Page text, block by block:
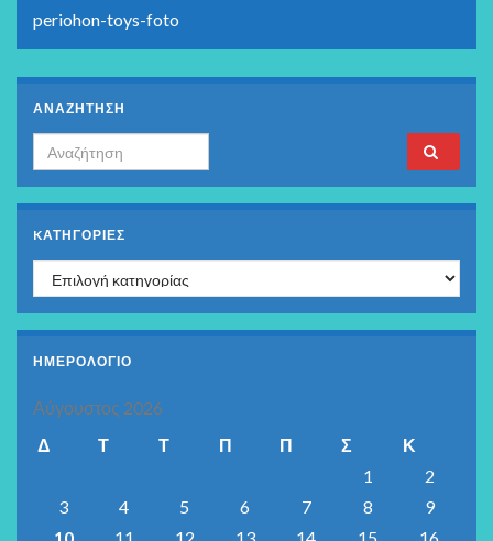
periohon-toys-foto
ΑΝΑΖΗΤΗΣΗ
Search for:
KΑΤΗΓΟΡΊΕΣ
Kατηγορίες
ΗΜΕΡΟΛΟΓΙΟ
Αύγουστος 2026
Δ
Τ Τ Π Π Σ
Κ
1
2
3
4 5 6 7 8
9